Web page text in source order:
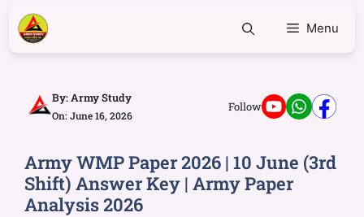
Menu
By:Army Study
On: June 16, 2026
Follow
Army WMP Paper 2026 | 10 June (3rd
Shift) Answer Key | Army Paper
Analysis 2026